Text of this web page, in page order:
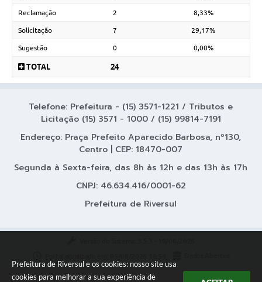
Prefeitura de Riversul e os cookies: nosso site usa
cookies para melhorar a sua experiência de
Reclamação 2 8,33%
Solicitação 7 29,17%
Sugestão 0 0,00%
TOTAL 24
Telefone: Prefeitura - (15) 3571-1221 / Tributos e
Licitação (15) 3571 - 1000 / (15) 99814-7191
Endereço: Praça Prefeito Aparecido Barbosa, nº130,
Centro | CEP: 18470-007
Segunda à Sexta-feira, das 8h às 12h e das 13h às 17h
CNPJ: 46.634.416/0001-62
Prefeitura de Riversul